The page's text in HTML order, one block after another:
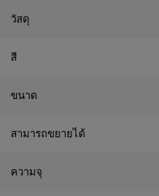
ระบบความปลอดภัย
ช่องด้านข้างกระเป๋าสำ
Address tag ซ่อนอยู่บริ
ช่องใส่ของหลัก ด้านใน
วัสดุ
สี
ขนาด
สามารถขยายได้
ความจุ